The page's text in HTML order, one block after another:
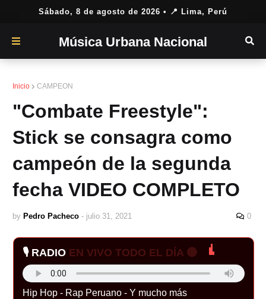
Sábado, 8 de agosto de 2026 • 📍 Lima, Perú
Música Urbana Nacional
Inicio CAMPEON
"Combate Freestyle":
Stick se consagra como
campeón de la segunda
fecha VIDEO COMPLETO
by Pedro Pacheco - julio 31, 2021 0
🎙️ RADIO EN VIVO TODO EL DÍA 🔴
Hip Hop - Rap Peruano - Y mucho más